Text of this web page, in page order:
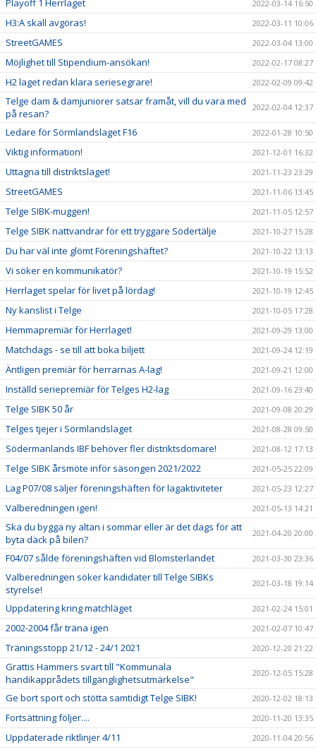
Playoff 1 Herrlaget 2022-03-14 16:50
H3:A skall avgöras! 2022-03-11 10:06
StreetGAMES 2022-03-04 13:00
Möjlighet till Stipendium-ansökan! 2022-02-17 08:27
H2 laget redan klara seriesegrare! 2022-02-09 09:42
Telge dam & damjuniorer satsar framåt, vill du vara med
på resan?
2022-02-04 12:37
Ledare för Sörmlandslaget F16 2022-01-28 10:50
Viktig information! 2021-12-01 16:32
Uttagna till distriktslaget! 2021-11-23 23:29
StreetGAMES 2021-11-06 13:45
Telge SIBK-muggen! 2021-11-05 12:57
Telge SIBK nattvandrar för ett tryggare Södertälje 2021-10-27 15:28
Du har väl inte glömt Föreningshäftet? 2021-10-22 13:13
Vi söker en kommunikatör? 2021-10-19 15:52
Herrlaget spelar för livet på lördag! 2021-10-19 12:45
Ny kanslist i Telge 2021-10-05 17:28
Hemmapremiär för Herrlaget! 2021-09-29 13:00
Matchdags - se till att boka biljett 2021-09-24 12:19
Äntligen premiär för herrarnas A-lag! 2021-09-21 12:00
Inställd seriepremiär för Telges H2-lag 2021-09-16 23:40
Telge SIBK 50 år 2021-09-08 20:29
Telges tjejer i Sörmlandslaget 2021-08-28 09:50
Södermanlands IBF behöver fler distriktsdomare! 2021-08-12 17:13
Telge SIBK årsmöte inför säsongen 2021/2022 2021-05-25 22:09
Lag P07/08 säljer föreningshäften för lagaktiviteter 2021-05-23 12:27
Valberedningen igen! 2021-05-13 14:21
Ska du bygga ny altan i sommar eller är det dags för att
byta däck på bilen?
2021-04-20 20:00
F04/07 sålde föreningshäften vid Blomsterlandet 2021-03-30 23:36
Valberedningen söker kandidater till Telge SIBKs
styrelse!
2021-03-18 19:14
Uppdatering kring matchläget 2021-02-24 15:01
2002-2004 får träna igen 2021-02-07 10:47
Träningsstopp 21/12 - 24/1 2021 2020-12-20 21:22
Grattis Hammers svart till "Kommunala
handikapprådets tillgänglighetsutmärkelse"
2020-12-05 15:28
Ge bort sport och stötta samtidigt Telge SIBK! 2020-12-02 18:13
Fortsättning följer.... 2020-11-20 13:35
Uppdaterade riktlinjer 4/11 2020-11-04 20:56